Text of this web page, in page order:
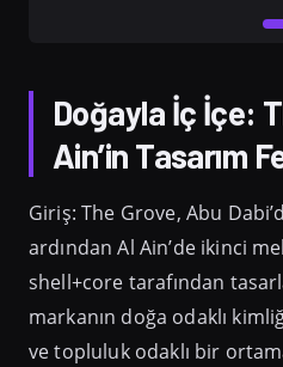
Doğayla İç İçe:
Ain’in Tasarım
Giriş: The Grove, Abu
ardından Al Ain’de ikinci
shell+core tarafından
markanın doğa odaklı
ve topluluk odaklı bir